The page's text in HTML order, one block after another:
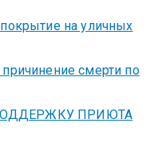
на уличных
смерти по
ПРИЮТА